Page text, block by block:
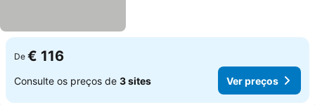
De € 116
Consulte os preços de 3 sites Ver preços